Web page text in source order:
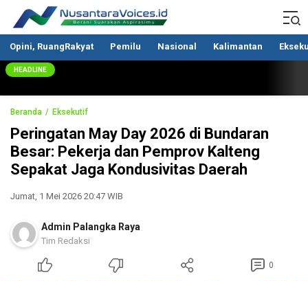
Nusantaravoices.id
Berani Suarakan Aspirasimu
Opini, RuangRakyat Pemilu Nasional Kalimantan
HEADLINE
Beranda Eksekutif
Peringatan May Day 2026 di Bundaran
Besar: Pekerja dan Pemprov Kalteng
Sepakat Jaga Kondusivitas Daerah
Jumat, 1 Mei 2026 20:47 WIB
Admin Palangka Raya
Tim Redaksi
0